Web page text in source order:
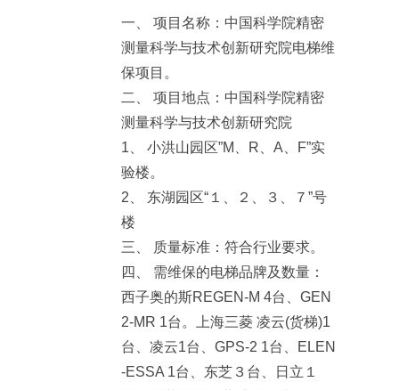
一、 项目名称：中国科学院精密
测量科学与技术创新研究院电梯维
保项目。
二、 项目地点：中国科学院精密
测量科学与技术创新研究院
1、 小洪山园区”M、R、A、F”实
验楼。
2、 东湖园区“１、２、３、７”号
楼
三、 质量标准：符合行业要求。
四、 需维保的电梯品牌及数量：
西子奥的斯REGEN-M 4台、GEN
2-MR 1台。上海三菱 凌云(货梯)1
台、凌云1台、GPS-2 1台、ELEN
-ESSA 1台、东芝３台、日立１